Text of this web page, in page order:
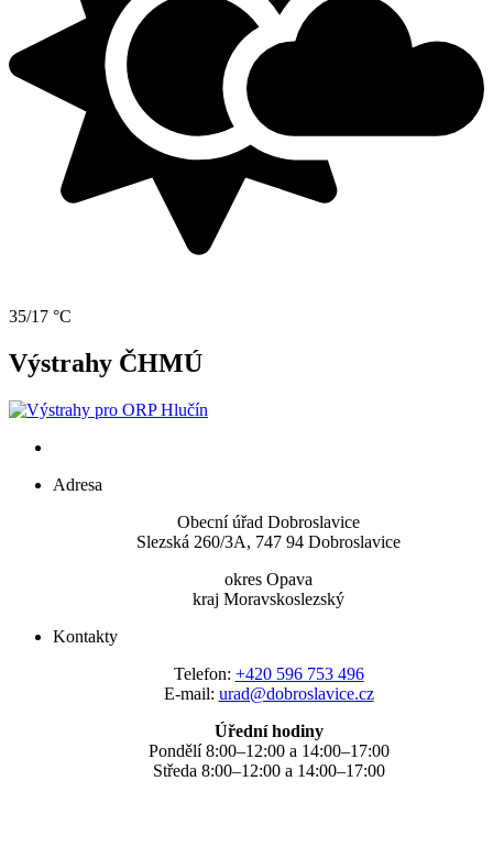
35/17 °C
Výstrahy ČHMÚ
Adresa
Obecní úřad Dobroslavice
Slezská 260/3A, 747 94 Dobroslavice
okres Opava
kraj Moravskoslezský
Kontakty
Telefon: +420 596 753 496
E-mail: urad@dobroslavice.cz
Úřední hodiny
Pondělí 8:00–12:00 a 14:00–17:00
Středa 8:00–12:00 a 14:00–17:00